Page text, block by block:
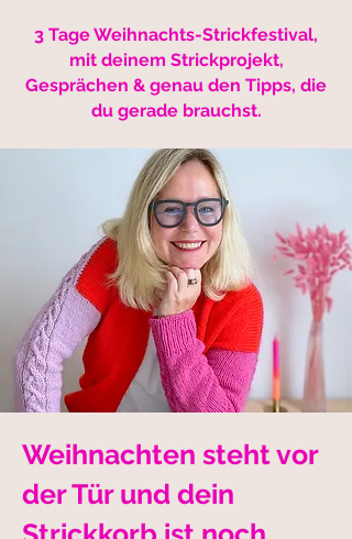
3 Tage Weihnachts-Strickfestival,
mit deinem Strickprojekt,
Gesprächen & genau den Tipps, die
du gerade brauchst.
Weihnachten steht vor
der Tür und dein